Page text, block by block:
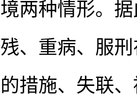
两种情形。
、重病、服
措施、失联